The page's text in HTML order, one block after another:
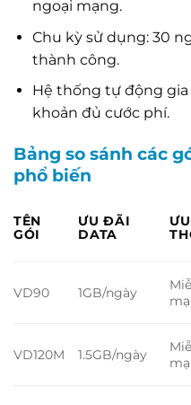
ngoại mạng.
Chu kỳ sử dụng: 30
thành công.
Hệ thống tự động
khoản đủ cước phí.
Bảng so sánh các
phổ biến
TÊN
GÓI
ƯU ĐÃI
DATA
VD90 1GB/ngày
VD120M 1.5GB/ngày